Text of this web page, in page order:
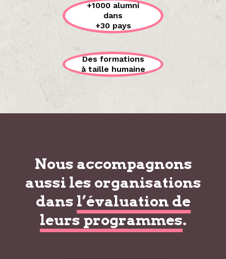
+1000 alumni
dans
+30 pays
Des formations
à taille humaine
Nous accompagnons
aussi les organisations
dans l’évaluation de
leurs programmes.